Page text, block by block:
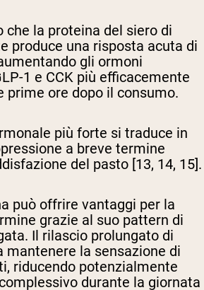
che la proteina del siero di
produce una risposta acuta di
gli ormoni
1 e CCK più efficacemente
prime ore dopo il consumo.
più forte si traduce in
a breve termine
del pasto [13, 14, 15].
può offrire vantaggi per la
grazie al suo pattern di
Il rilascio prolungato di
mantenere la sensazione di
riducendo potenzialmente
durante la giornata